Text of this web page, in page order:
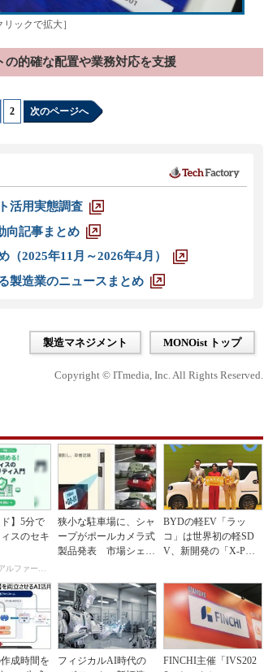
ックで拡大］
の的確な配置や業務対応を支援
2 次のページへ
活用実態調査
向記事まとめ
2025年11月～2026年4月）
製造業のニュースまとめ
製造マネジメント MONOist トップ
Copyright © ITmedia, Inc. All Rights Reserved.
ド】5分で
スのセキ
PR(株式会社アルファーテクノ)
狭小な駐車場に、シャ
ープがポールカメラ式
製品発表 市場シェア
BYDの軽EV「ラッ
コ」は世界初の軽SD
V、新開発の「X-PAC
成時間を
フィジカルAI時代の
FINCHI主催「IVS202